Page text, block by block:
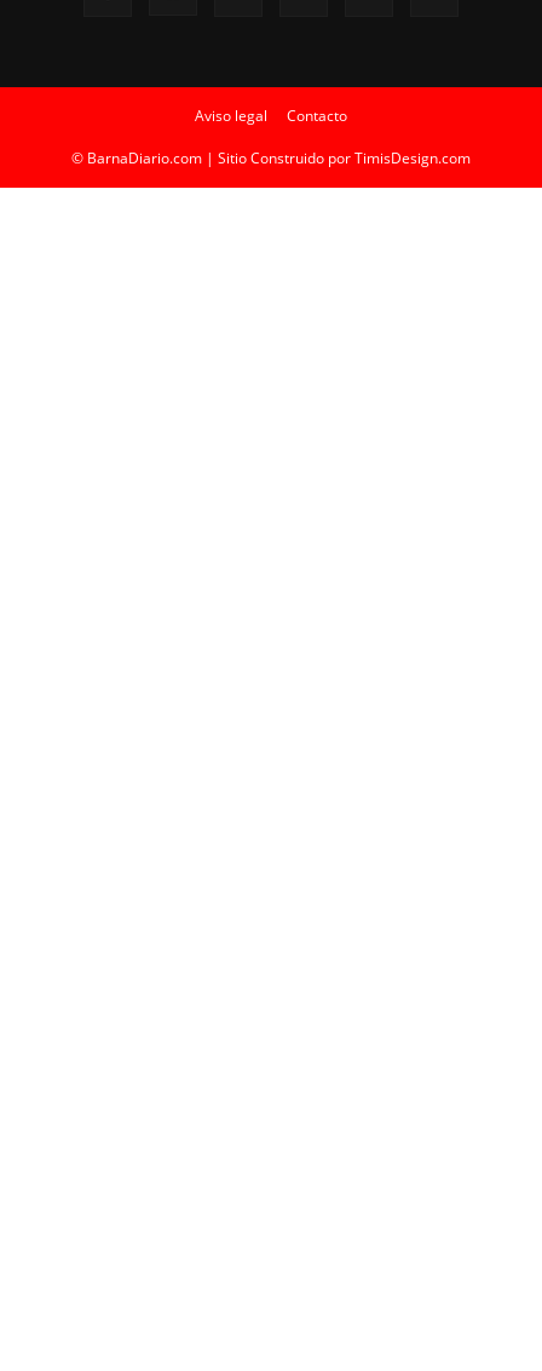
Aviso legal Contacto
© BarnaDiario.com | Sitio Construido porTimisDesign.com